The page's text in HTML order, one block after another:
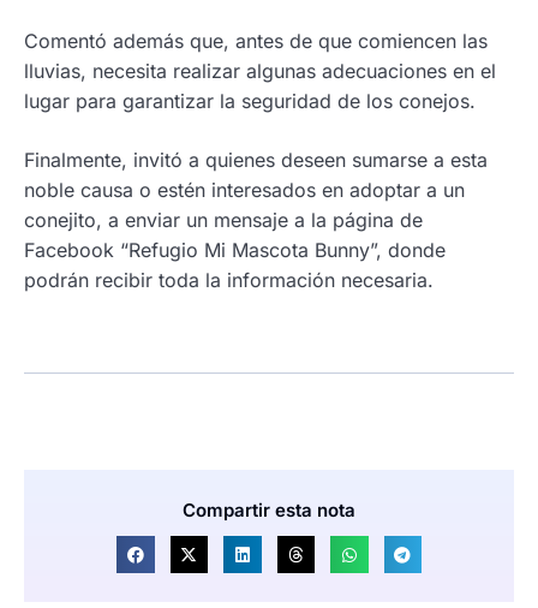
Comentó además que, antes de que comiencen las
lluvias, necesita realizar algunas adecuaciones en el
lugar para garantizar la seguridad de los conejos.
Finalmente, invitó a quienes deseen sumarse a esta
noble causa o estén interesados en adoptar a un
conejito, a enviar un mensaje a la página de
Facebook “Refugio Mi Mascota Bunny”, donde
podrán recibir toda la información necesaria.
Compartir esta nota